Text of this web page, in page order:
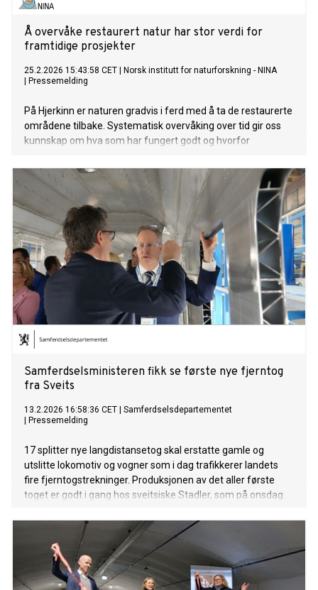
Å overvåke restaurert natur har stor verdi for
framtidige prosjekter
25.2.2026 15:43:58 CET
Norsk institutt for naturforskning - NINA
Pressemelding
På Hjerkinn er naturen gradvis i ferd med å ta de restaurerte
områdene tilbake. Systematisk overvåking over tid gir oss
kunnskap om hva som har fungert godt og hvorfor
Samferdselsministeren fikk se første nye fjerntog
fra Sveits
13.2.2026 16:58:36 CET
Samferdselsdepartementet
Pressemelding
17 splitter nye langdistansetog skal erstatte gamle og
utslitte lokomotiv og vogner som i dag trafikkerer landets
fire fjerntogstrekninger. Produksjonen av det aller første
toget er godt i gang hos sveitsiske Stadler, som på onsdag